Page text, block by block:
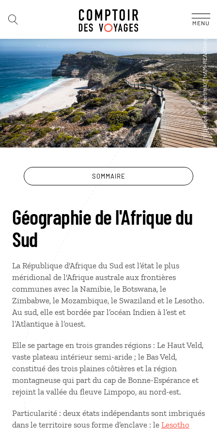
MENU
SOMMAIRE
Géographie de l'Afrique du
Sud
La République d'Afrique du Sud est l’état le plus
méridional de l'Afrique australe aux frontières
communes avec la Namibie, le Botswana, le
Zimbabwe, le Mozambique, le Swaziland et le Lesotho.
Au sud, elle est bordée par l’océan Indien à l’est et
l’Atlantique à l’ouest.
Elle se partage en trois grandes régions : Le Haut Veld,
vaste plateau intérieur semi-aride ; le Bas Veld,
constitué des trois plaines côtières et la région
montagneuse qui part du cap de Bonne-Espérance et
rejoint la vallée du fleuve Limpopo, au nord-est.
Particularité : deux états indépendants sont imbriqués
dans le territoire sous forme d’enclave : le Lesotho